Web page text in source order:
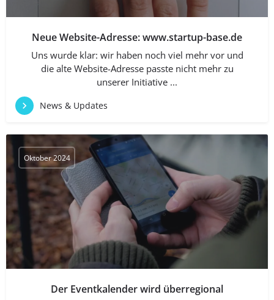
Neue Website-Adresse: www.startup-base.de
Uns wurde klar: wir haben noch viel mehr vor und
die alte Website-Adresse passte nicht mehr zu
unserer Initiative ...
News & Updates
Oktober 2024
Der Eventkalender wird überregional